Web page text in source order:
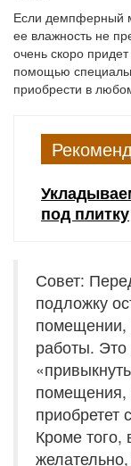
Если демпферный
ее влажность не
очень скоро
помощью
приобрести в
под плитку
Совет:
подложку
помещении,
работы. Это
помещения,
Кроме того,